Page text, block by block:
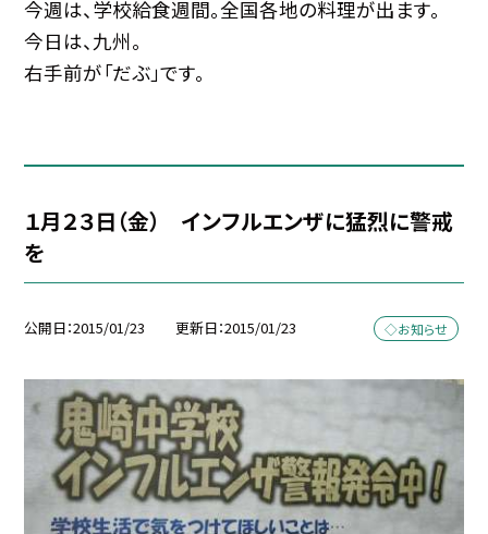
今週は、学校給食週間。全国各地の料理が出ます。
今日は、九州。
右手前が「だぶ」です。
１月２３日（金） インフルエンザに猛烈に警戒
を
公開日 2015/01/23 更新日 2015/01/23 ◇お知らせ